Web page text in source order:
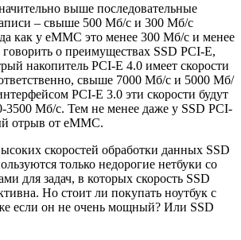
выше последовательные
– свыше 500 Мб/с и 300 Мб/с
как у eMMC это менее 300 Мб/с и менее
о преимуществах SSD PCI-E,
накопитель PCI-E 4.0 имеет скорости
свыше 7000 Мб/с и 5000 Мб/
PCI-E 3.0 эти скорости будут
Мб/с. Тем не менее даже у SSD PCI-
отрыв от eMMC.
скоростей обработки данных SSD
только недорогие нетбуки со
для задач, в которых скорость SSD
Но стоит ли покупать ноутбук с
если он не очень мощный? Или SSD